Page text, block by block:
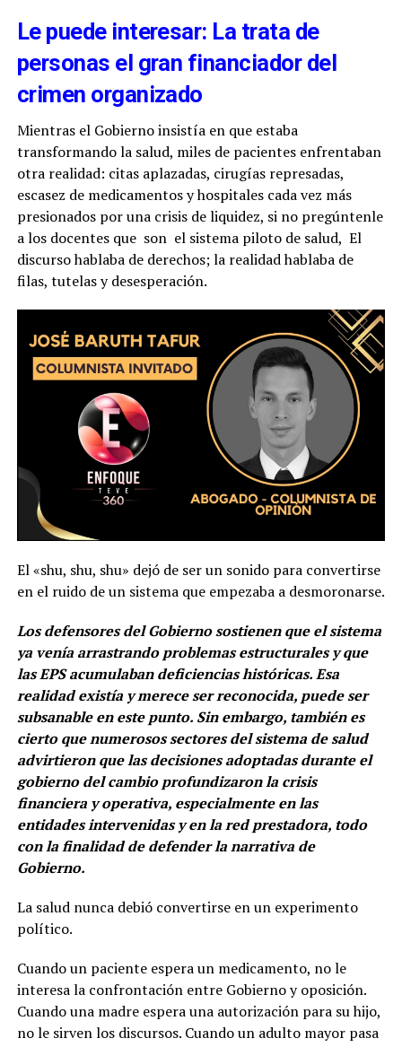
Le puede interesar: La trata de
personas el gran financiador del
crimen organizado
Mientras el Gobierno insistía en que estaba
transformando la salud, miles de pacientes enfrentaban
otra realidad: citas aplazadas, cirugías represadas,
escasez de medicamentos y hospitales cada vez más
presionados por una crisis de liquidez, si no pregúntenle
a los docentes que son el sistema piloto de salud, El
discurso hablaba de derechos; la realidad hablaba de
filas, tutelas y desesperación.
El «shu, shu, shu» dejó de ser un sonido para convertirse
en el ruido de un sistema que empezaba a desmoronarse.
Los defensores del Gobierno sostienen que el sistema
ya venía arrastrando problemas estructurales y que
las EPS acumulaban deficiencias históricas. Esa
realidad existía y merece ser reconocida, puede ser
subsanable en este punto. Sin embargo, también es
cierto que numerosos sectores del sistema de salud
advirtieron que las decisiones adoptadas durante el
gobierno del cambio profundizaron la crisis
financiera y operativa, especialmente en las
entidades intervenidas y en la red prestadora, todo
con la finalidad de defender la narrativa de
Gobierno.
La salud nunca debió convertirse en un experimento
político.
Cuando un paciente espera un medicamento, no le
interesa la confrontación entre Gobierno y oposición.
Cuando una madre espera una autorización para su hijo,
no le sirven los discursos. Cuando un adulto mayor pasa